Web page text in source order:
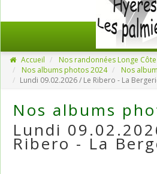
Accueil Nos randonnées Longe Côte
Nos albums photos 2024
Nos
Lundi 09.02.2026 / Le Ribero - La
Nos albums
Lundi
Ribero - La